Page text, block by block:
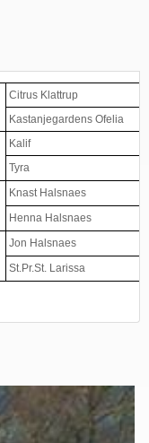
Citrus Klattrup
Kastanjegardens Ofelia
Kalif
Tyra
Knast Halsnaes
Henna Halsnaes
Jon Halsnaes
St.Pr.St. Larissa